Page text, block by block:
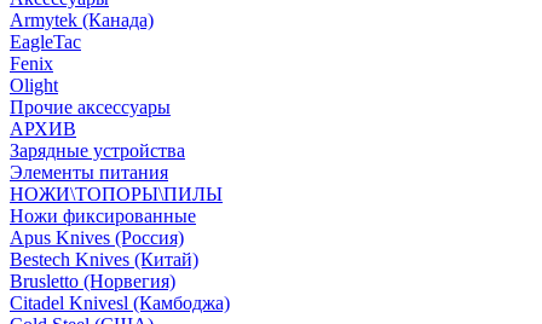
Armytek (Канада)
EagleTac
Fenix
Olight
Прочие аксессуары
АРХИВ
Зарядные устройства
Элементы питания
НОЖИ\ТОПОРЫ\ПИЛЫ
Ножи фиксированные
Apus Knives (Россия)
Bestech Knives (Китай)
Brusletto (Норвегия)
Citadel Knivesl (Камбоджа)